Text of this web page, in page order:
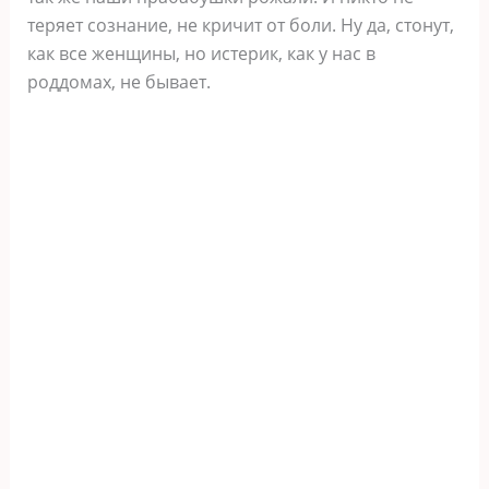
теряет сознание, не кричит от боли. Ну да, стонут,
как все женщины, но истерик, как у нас в
роддомах, не бывает.